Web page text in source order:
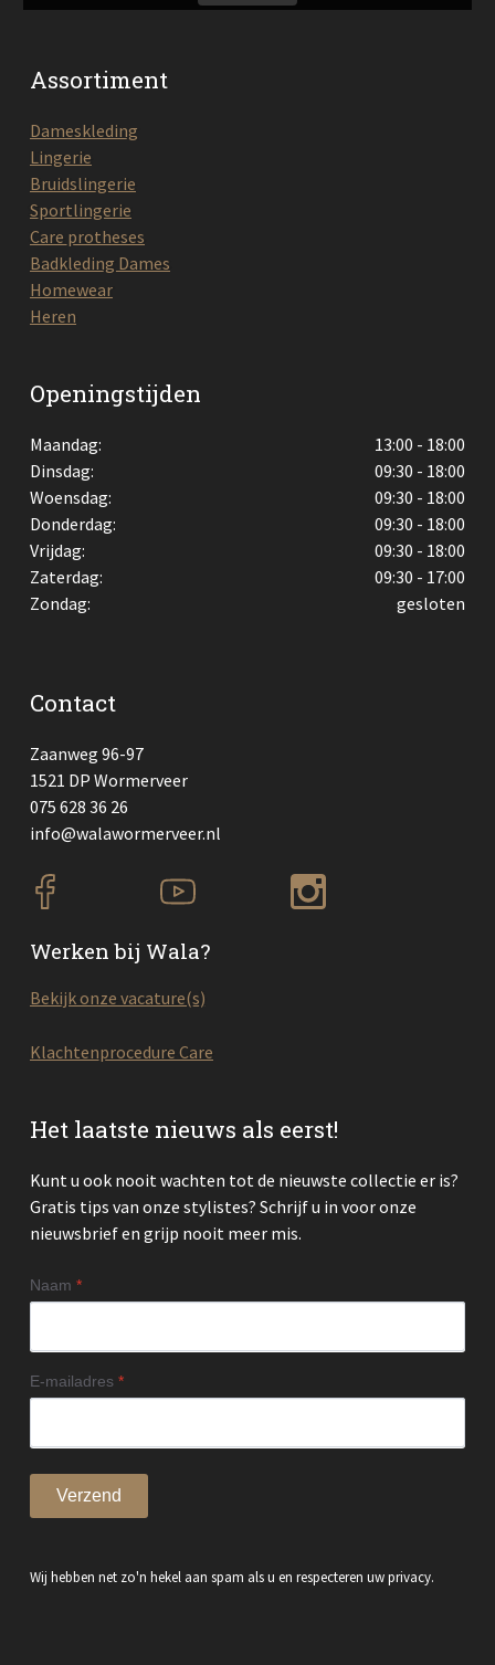
Assortiment
Dameskleding
Lingerie
Bruidslingerie
Sportlingerie
Care protheses
Badkleding Dames
Homewear
Heren
Openingstijden
Maandag:
13:00 - 18:00
Dinsdag:
09:30 - 18:00
Woensdag:
09:30 - 18:00
Donderdag:
09:30 - 18:00
Vrijdag:
09:30 - 18:00
Zaterdag:
09:30 - 17:00
Zondag:
gesloten
Contact
Zaanweg 96-97
1521 DP Wormerveer
075 628 36 26
info@walawormerveer.nl
Werken bij Wala?
Bekijk onze vacature(s)
Klachtenprocedure Care
Het laatste nieuws als eerst!
Kunt u ook nooit wachten tot de nieuwste collectie er is?
Gratis tips van onze stylistes? Schrijf u in voor onze
nieuwsbrief en grijp nooit meer mis.
Naam*
E-mailadres*
Verzend
Wij hebben net zo'n hekel aan spam als u en respecteren uw privacy.